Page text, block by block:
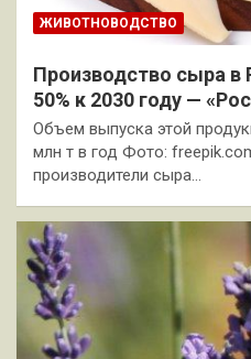
ЖИВОТНОВОДСТВО
Производство сыра
50% к 2030 году —
Объем выпуска этой
млн т в год Фото:
производители сыра…